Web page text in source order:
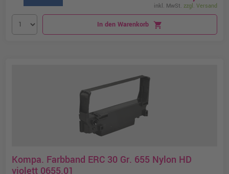
inkl. MwSt. zzgl. Versand
In den Warenkorb shopping_cart
Kompa. Farbband ERC 30 Gr. 655 Nylon HD
violett 0655.01